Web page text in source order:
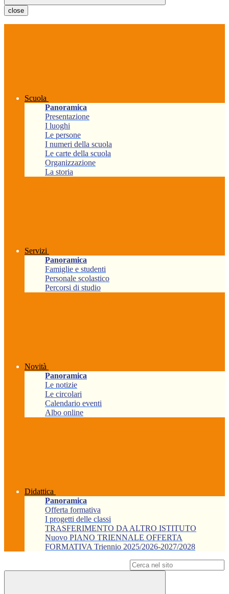
close
Scuola
Panoramica
Presentazione
I luoghi
Le persone
I numeri della scuola
Le carte della scuola
Organizzazione
La storia
Servizi
Panoramica
Famiglie e studenti
Personale scolastico
Percorsi di studio
Novità
Panoramica
Le notizie
Le circolari
Calendario eventi
Albo online
Didattica
Panoramica
Offerta formativa
I progetti delle classi
TRASFERIMENTO DA ALTRO ISTITUTO
Nuovo PIANO TRIENNALE OFFERTA
FORMATIVA Triennio 2025/2026-2027/2028